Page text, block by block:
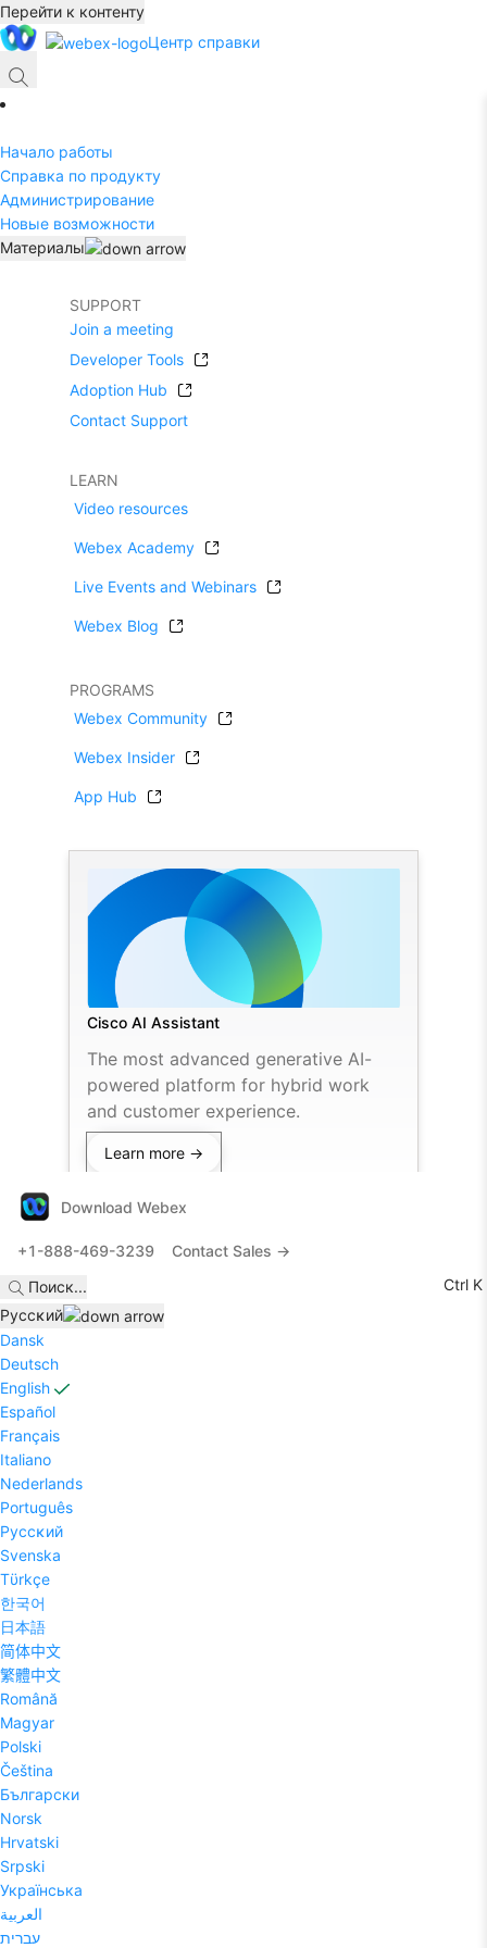
Перейти к контенту
Центр справки
Начало работы
Справка по продукту
Администрирование
Новые возможности
Материалы
SUPPORT
Join a meeting
Developer Tools
Adoption Hub
Contact Support
LEARN
Video resources
Webex Academy
Live Events and Webinars
Webex Blog
PROGRAMS
Webex Community
Webex Insider
App Hub
Cisco AI Assistant
The most advanced generative AI-
powered platform for hybrid work
and customer experience.
Learn more →
Download Webex
+1-888-469-3239
Contact Sales →
Поиск...
Ctrl K
Pyccĸий
Dansk
Deutsch
English
Español
Français
Italiano
Nederlands
Português
Pyccĸий
Svenska
Tϋrkçe
한국어
日本語
简体中文
繁體中文
Română
Magyar
Polski
Čeština
Български
Norsk
Hrvatski
Srpski
Українська
العربية
עברית